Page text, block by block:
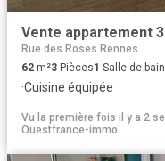
Vente appartement
Rue des Roses Rennes
62 m²3 Pièces1 Salle de bain
·Cuisine équipée
Vu la première fois il y a 2
Ouestfrance-immo